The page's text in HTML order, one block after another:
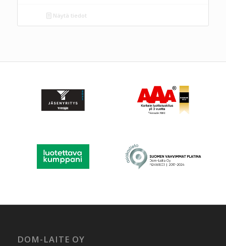
Näytä tiedot
DOM-LAITE OY